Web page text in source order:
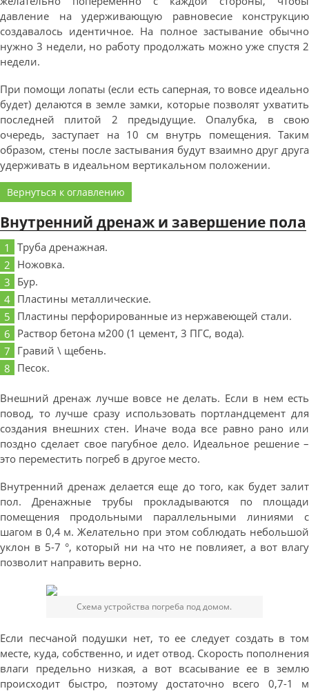
давление на удерживающую равновесие конструкцию
создавалось идентичное. На полное застывание обычно
нужно 3 недели, но работу продолжать можно уже спустя 2
недели.
При помощи лопаты (если есть саперная, то вовсе идеально
будет) делаются в земле замки, которые позволят ухватить
последней плитой 2 предыдущие. Опалубка, в свою
очередь, заступает на 10 см внутрь помещения. Таким
образом, стены после застывания будут взаимно друг друга
удерживать в идеальном вертикальном положении.
Вернуться к оглавлению
Внутренний дренаж и завершение пола
Труба дренажная.
Ножовка.
Бур.
Пластины металлические.
Пластины перфорированные из нержавеющей стали.
Раствор бетона м200 (1 цемент, 3 ПГС, вода).
Гравий \ щебень.
Песок.
Внешний дренаж лучше вовсе не делать. Если в нем есть
повод, то лучше сразу использовать портландцемент для
создания внешних стен. Иначе вода все равно рано или
поздно сделает свое пагубное дело. Идеальное решение –
это переместить погреб в другое место.
Внутренний дренаж делается еще до того, как будет залит
пол. Дренажные трубы прокладываются по площади
помещения продольными параллельными линиями с
шагом в 0,4 м. Желательно при этом соблюдать небольшой
уклон в 5-7 °, который ни на что не повлияет, а вот влагу
позволит направить верно.
Схема устройства погреба под домом.
Если песчаной подушки нет, то ее следует создать в том
месте, куда, собственно, и идет отвод. Скорость пополнения
влаги предельно низкая, а вот всасывание ее в землю
происходит быстро, поэтому достаточно всего 0,7-1 м